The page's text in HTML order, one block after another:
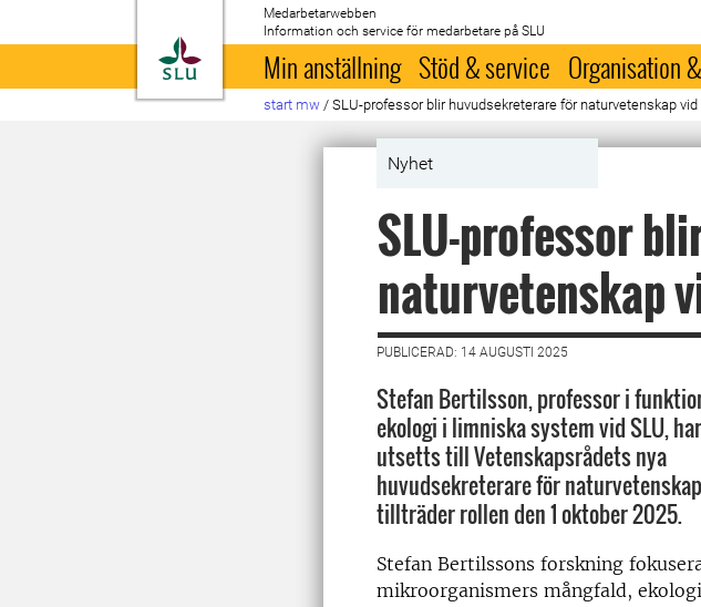
Till startsida
Medarbetarwebben
Information och service för medarbetare på SLU
Min anställning Stöd & service Organisation
start mw / SLU-professor blir huvudsekreterare för naturvetenskap
Nyhet
SLU-professor
naturvetenskap
PUBLICERAD: 14 AUGUSTI 2025
Stefan Bertilsson, professor i
ekologi i limniska system vid SLU, har
utsetts till Vetenskapsrådets nya
huvudsekreterare för
tillträder rollen den 1 oktober 2025.
Stefan Bertilssons forskning
mikroorganismers mångfald,